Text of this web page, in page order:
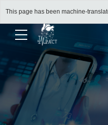
This page has been machine-